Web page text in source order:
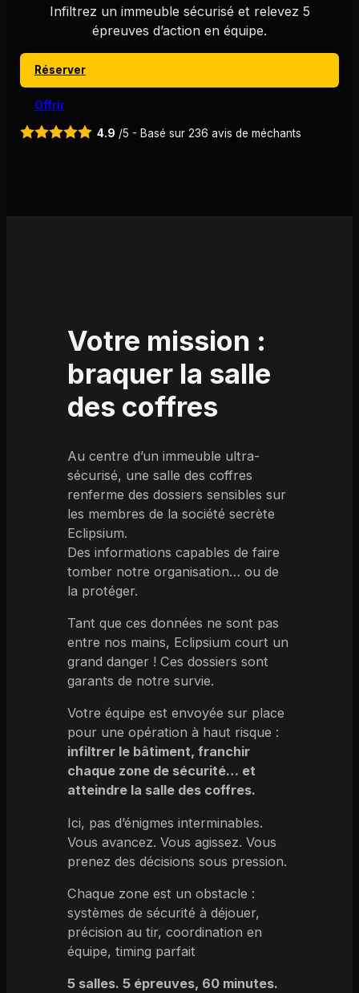
Infiltrez un immeuble sécurisé et relevez 5
épreuves d’action en équipe.
Réserver
Offrir
4.9 /5 - Basé sur236 avis de méchants
Votre mission :
braquer la salle
des coffres
Au centre d’un immeuble ultra-
sécurisé, une salle des coffres
renferme des dossiers sensibles sur
les membres de la société secrète
Eclipsium.
Des informations capables de faire
tomber notre organisation… ou de
la protéger.
Tant que ces données ne sont pas
entre nos mains, Eclipsium court un
grand danger ! Ces dossiers sont
garants de notre survie.
Votre équipe est envoyée sur place
pour une opération à haut risque :
infiltrer le bâtiment, franchir
chaque zone de sécurité… et
atteindre la salle des coffres.
Ici, pas d’énigmes interminables.
Vous avancez. Vous agissez. Vous
prenez des décisions sous pression.
Chaque zone est un obstacle :
systèmes de sécurité à déjouer,
précision au tir, coordination en
équipe, timing parfait
5 salles. 5 épreuves, 60 minutes.